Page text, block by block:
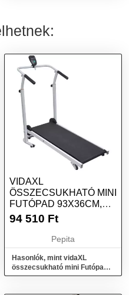
VIDAXL
ÖSSZECSUKHATÓ MINI
FUTÓPAD 93X36CM,
FEKETE, MAXIMÁLIS
94 510 Ft
Pepita
Hasonlók, mint vidaXL
összecsukható mini Futópad
93x36cm, fekete, maximális